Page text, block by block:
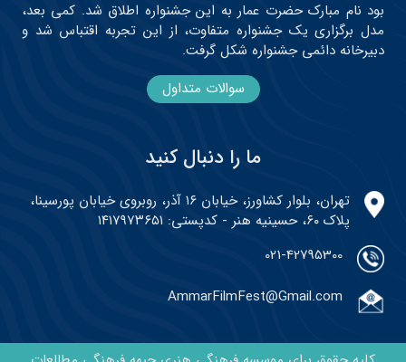
بود نام مبارک حضرت عمار به این جشنواره اطلاق شد. کمی بعد،
مدل برگزاری یک جشنواره متفاوت، از این تجربه اقتباس شد و
دبیرخانه دائمی جشنواره شکل گرفت.
سوالات متداول
ما را دنبال کنید
تهران، بلوار کشاورز، خیابان ۱۶ آذر، روبروی خیابان پورسینا،
پلاک ۶۰، حسینیه هنر - کدپستی: ۱۴۱۷۹۷۳۶۵۱
021-42795300
AmmarFilmFest@Gmail.com